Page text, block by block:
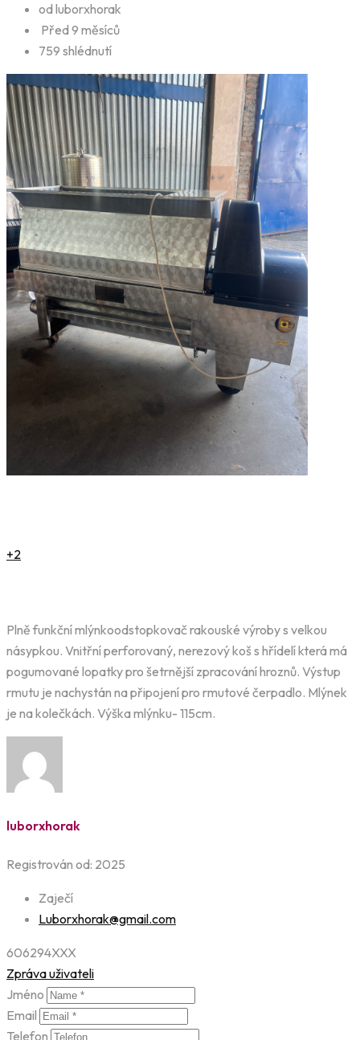
od luborxhorak
Před 9 měsíců
759 shlédnutí
+2
Plně funkční mlýnkoodstopkovač rakouské výroby s velkou
násypkou. Vnitřní perforovaný, nerezový koš s hřídelí která má
pogumované lopatky pro šetrnější zpracování hroznů. Výstup
rmutu je nachystán na připojení pro rmutové čerpadlo. Mlýnek
je na kolečkách. Výška mlýnku- 115cm.
luborxhorak
Registrován od: 2025
Zaječí
Luborxhorak@gmail.com
606294XXX
Zpráva uživateli
Jméno
Email
Telefon